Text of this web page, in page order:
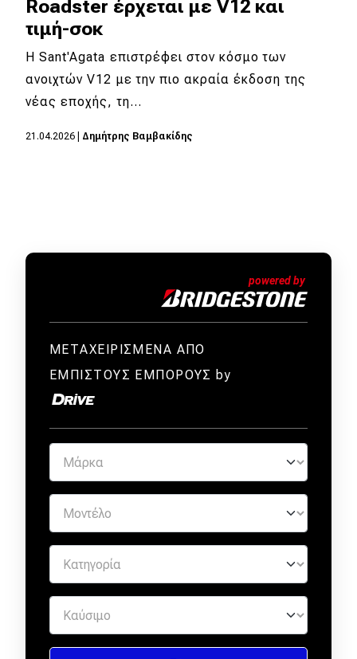
eDRIVE
DRIVE USED
Roadster έρχεται με V12 και
τιμή-σοκ
Η Sant'Agata επιστρέφει στον κόσμο των
ανοιχτών V12 με την πιο ακραία έκδοση της
νέας εποχής, τη…
21.04.2026 Δημήτρης Βαμβακίδης
ΜΕΤΑΧΕΙΡΙΣΜΕΝΑ ΑΠΟ
ΕΜΠΙΣΤΟΥΣ ΕΜΠΟΡΟΥΣ by